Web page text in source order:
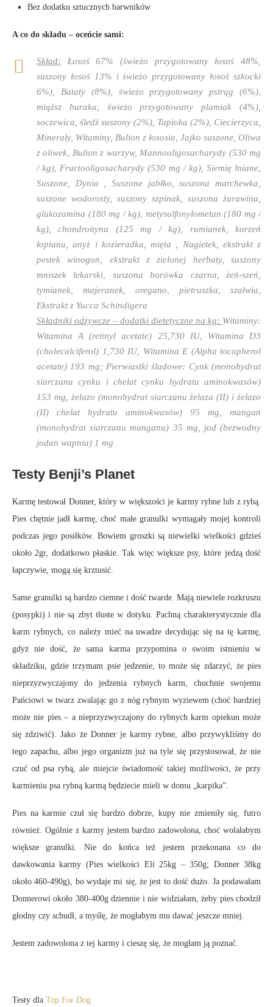
Bez dodatku sztucznych barwników
A co do składu – oceńcie sami:
Skład: Łosoś 67% (świeżo przygotowany łosoś 48%,
suszony łosoś 13% i świeżo przygotowany łosoś szkocki
6%), Bataty (8%), świeżo przygotowany pstrąg (6%),
miąższ buraka, świeżo przygotowany plamiak (4%),
soczewica, śledź suszony (2%), Tapioka (2%), Ciecierzyca,
Minerały, Witaminy, Bulion z łososia, Jajko suszone, Oliwa
z oliwek, Bulion z warzyw, Mannooligosacharydy (530 mg
/ kg), Fructooligosacharydy (530 mg / kg), Siemię lniane,
Suszone, Dynia , Suszone jabłko, suszona marchewka,
suszone wodorosty, suszony szpinak, suszona żurawina,
glukozamina (180 mg / kg), metysulfonylometan (180 mg /
kg), chondroityna (125 mg / kg), rumianek, korzeń
łopianu, anyż i kozieradka, mięta , Nagietek, ekstrakt z
pestek winogon, ekstrakt z zielonej herbaty, suszony
mniszek lekarski, suszona borówka czarna, żeń-szeń,
tymianek, majeranek, oregano, pietruszka, szałwia,
Ekstrakt z Yucca Schindigera
Składniki odżywcze – dodatki dietetyczne na kg: Witaminy:
Witamina A (retinyl acetate) 25,730 IU, Witamina D3
(cholecalciferol) 1,730 IU, Witamina E (Alpha tocopherol
acetate) 193 mg; Pierwiastki śladowe: Cynk (monohydrat
siarczanu cynku i chelat cynku hydratu aminokwasów)
153 mg, żelazo (monohydrat siarczanu żelaza (II) i żelazo
(II) chelat hydratu aminokwasów) 95 mg, mangan
(monohydrat siarczanu manganu) 35 mg, jod (bezwodny
jodan wapnia) 1 mg
Testy Benji’s Planet
Karmę testował Donner, który w większości je karmy rybne lub z rybą.
Pies chętnie jadł karmę, choć małe granulki wymagały mojej kontroli
podczas jego posiłków. Bowiem groszki są niewielki wielkości gdzieś
około 2gr, dodatkowo płaskie. Tak więc większe psy, które jedzą dość
łapczywie, mogą się krztusić.
Same granulki są bardzo ciemne i dość twarde. Mają niewiele rozkruszu
(posypki) i nie są zbyt tłuste w dotyku. Pachną charakterystycznie dla
karm rybnych, co należy mieć na uwadze decydując się na tę karmę,
gdyż nie dość, że sama karma przypomina o swoim istnieniu w
składziku, gdzie trzymam psie jedzenie, to może się zdarzyć, że pies
nieprzyzwyczajony do jedzenia rybnych karm, chuchnie swojemu
Pańciowi w twarz zwalając go z nóg rybnym wyziewem (choć bardziej
może nie pies – a nieprzyzwyczajony do rybnych karm opiekun może
się zdziwić). Jako że Donner je karmy rybne, albo przywykliśmy do
tego zapachu, albo jego organizm już na tyle się przystosował, że nie
czuć od psa rybą, ale miejcie świadomość takiej możliwości, że przy
karmieniu psa rybną karmą będziecie mieli w domu „karpika”.
Pies na karmie czuł się bardzo dobrze, kupy nie zmieniły się, futro
również. Ogólnie z karmy jestem bardzo zadowolona, choć wolałabym
większe granulki. Nie do końca też jestem przekonana co do
dawkowania karmy (Pies wielkości Eli 25kg – 350g; Donner 38kg
około 460-490g), bo wydaje mi się, że jest to dość dużo. Ja podawałam
Donnerowi około 380-400g dziennie i nie widziałam, żeby pies chodził
głodny czy schudł, a myślę, że mogłabym mu dawać jeszcze mniej.
Jestem zadowolona z tej karmy i cieszę się, że mogłam ją poznać.
Testy dla Top For Dog